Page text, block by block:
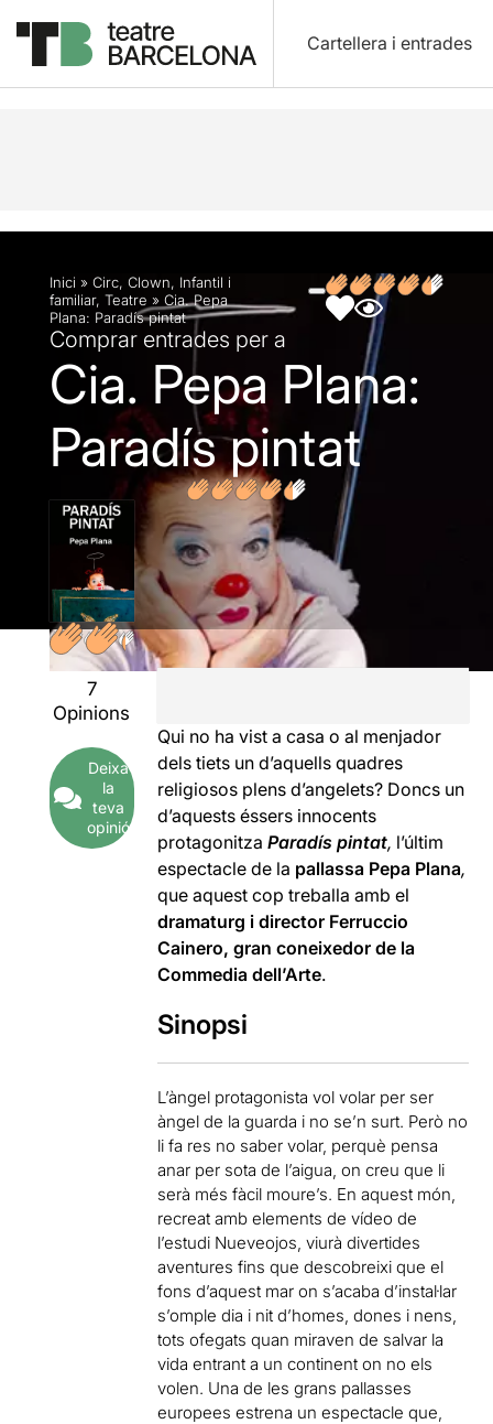
Cartellera i entrades
Descripció Fitxa artística Fotos i vídeos
Inici » Circ, Clown, Infantil i
familiar, Teatre » Cia. Pepa
Plana: Paradís pintat
Comprar entrades per a
Cia. Pepa Plana:
Paradís pintat
7
Opinions
Deixa
la
teva
opinió
Qui no ha vist a casa o al menjador
dels tiets un d’aquells quadres
religiosos plens d’angelets? Doncs un
d’aquests éssers innocents
protagonitzaParadís pintat, l’últim
espectacle de la pallassa Pepa Plana,
que aquest cop treballa amb el
dramaturg i director Ferruccio
Cainero, gran coneixedor de la
Commedia dell’Arte.
Sinopsi
L’àngel protagonista vol volar per ser
àngel de la guarda i no se’n surt. Però no
li fa res no saber volar, perquè pensa
anar per sota de l’aigua, on creu que li
serà més fàcil moure’s. En aquest món,
recreat amb elements de vídeo de
l’estudi Nueveojos, viurà divertides
aventures fins que descobreixi que el
fons d’aquest mar on s’acaba d’instal·lar
s’omple dia i nit d’homes, dones i nens,
tots ofegats quan miraven de salvar la
vida entrant a un continent on no els
volen. Una de les grans pallasses
europees estrena un espectacle que,